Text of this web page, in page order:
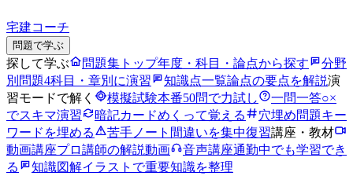
宅建コーチ
問題で学ぶ
探して学ぶ 問題集トップ年度・科目・論点から探す
分野
別問題4科目・章別に演習 知識点一覧論点の要点を解説演
習モードで解く
模擬試験本番50問で力試し 一問一答○×
でスキマ演習
暗記カードめくって覚える 穴埋め問題キー
ワードを埋める
苦手ノート 間違いを集中復習講座・教材
動画講座プロ講師の解説動画 音声講座通勤中でも学習でき
る
知識図解イラストで重要知識を整理